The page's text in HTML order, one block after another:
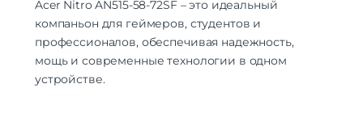
Acer Nitro AN515-58-72SF – это идеальный
компаньон для геймеров, студентов и
профессионалов, обеспечивая надежность,
мощь и современные технологии в одном
устройстве.